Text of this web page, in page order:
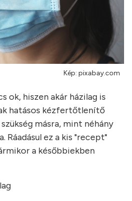
Kép: pixabay.com
ok, hiszen akár házilag is
hatásos kézfertőtlenítő
másra, mint néhány
Ráadásul ez a kis "recept"
a későbbiekben